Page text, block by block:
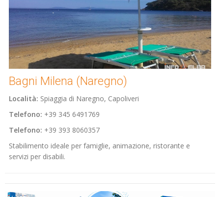
Bagni Milena (Naregno)
Località: Spiaggia di Naregno, Capoliveri
Telefono: +39 345 6491769
Telefono: +39 393 8060357
Stabilimento ideale per famiglie, animazione, ristorante e
servizi per disabili.